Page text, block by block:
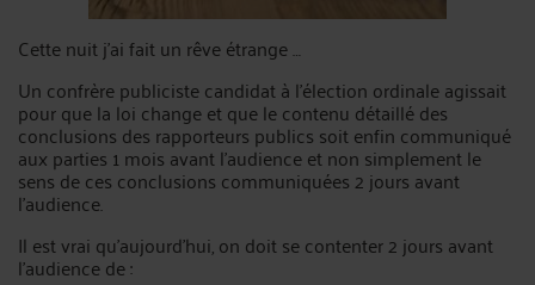
Cette nuit j’ai fait un rêve étrange …
Un confrère publiciste candidat à l’élection ordinale agissait
pour que la loi change et que le contenu détaillé des
conclusions des rapporteurs publics soit enfin communiqué
aux parties 1 mois avant l’audience et non simplement le
sens de ces conclusions communiquées 2 jours avant
l’audience.
Il est vrai qu’aujourd’hui, on doit se contenter 2 jours avant
l’audience de :